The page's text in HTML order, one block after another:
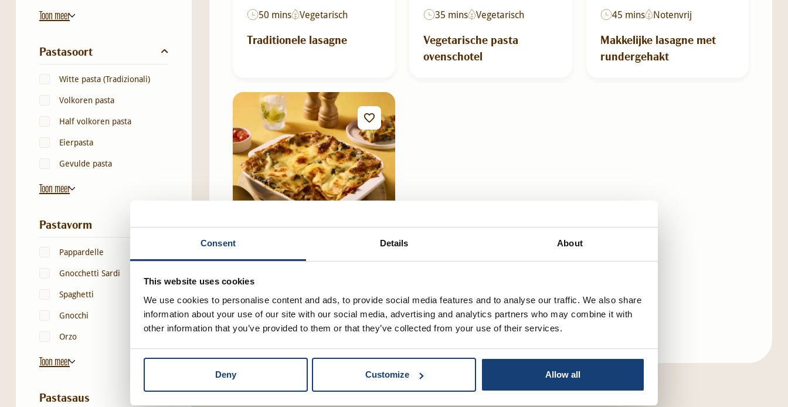
Consent Details About
This website uses cookies
We use cookies to personalise content and ads, to provide social media features and to analyse our traffic. We also share
information about your use of our site with our social media, advertising and analytics partners who may combine it with
other information that you’ve provided to them or that they’ve collected from your use of their services.
Deny Customize Allow all
Toon meer
Pastasoort
Witte pasta (Tradizionali)
Volkoren pasta
Half volkoren pasta
Eierpasta
Gevulde pasta
Toon meer
Pastavorm
Pappardelle
Gnocchetti Sardi
Spaghetti
Gnocchi
Orzo
Toon meer
Pastasaus
50 mins Vegetarisch
Traditionele lasagne
35 mins Vegetarisch
Vegetarische pasta
ovenschotel
45 mins Notenvrij
Makkelijke lasagne met
rundergehakt
Lasagne met spinazie en
champignons